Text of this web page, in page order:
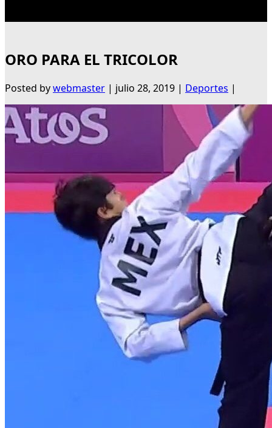
ORO PARA EL TRICOLOR
Posted bywebmaster | julio 28, 2019 | Deportes |